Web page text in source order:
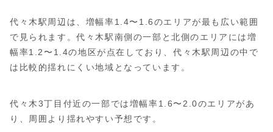
代々木駅周辺は、増幅率1.4〜1.6のエリアが最も広い範囲
で見られます。代々木駅南側の一部と北側のエリアには増
幅率1.2〜1.4の地区が点在しており、代々木駅周辺の中で
は比較的揺れにくい地域となっています。
代々木3丁目付近の一部では増幅率1.6〜2.0のエリアがあ
り、周囲より揺れやすい予想です。